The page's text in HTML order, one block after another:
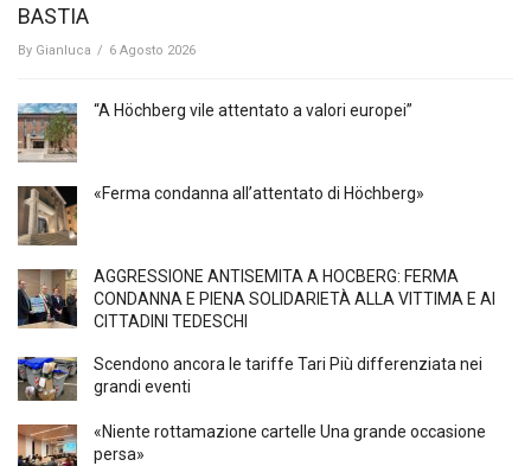
BASTIA
By Gianluca / 6 Agosto 2026
“A Höchberg vile attentato a valori europei”
«Ferma condanna all’attentato di Höchberg»
AGGRESSIONE ANTISEMITA A HÖCBERG: FERMA
CONDANNA E PIENA SOLIDARIETÀ ALLA VITTIMA E AI
CITTADINI TEDESCHI
Scendono ancora le tariffe Tari Più differenziata nei
grandi eventi
«Niente rottamazione cartelle Una grande occasione
persa»